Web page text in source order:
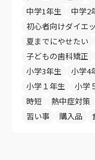
中学1年生
中学2
初心者向けダイエ
夏までにやせたい
子どもの歯科矯正
小学3年生
小学4
小学１年生
小学
時短
熱中症対策
習い事
購入品